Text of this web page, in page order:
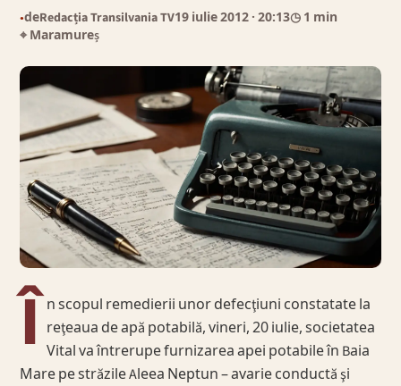
●deRedacția Transilvania TV19 iulie 2012 · 20:13◷ 1 min
⌖ Maramureș
Î n scopul remedierii unor defecţiuni constatate la
reţeaua de apă potabilă, vineri, 20 iulie, societatea
Vital va întrerupe furnizarea apei potabile în Baia
Mare pe străzile Aleea Neptun – avarie conductă şi